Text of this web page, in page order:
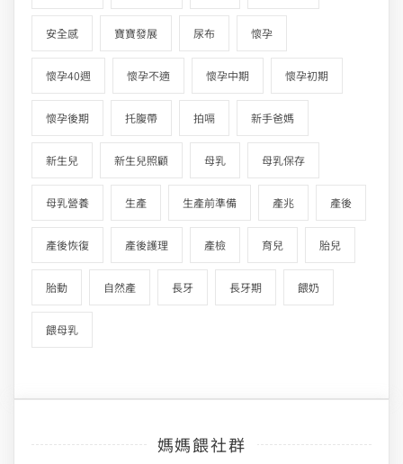
安全感 寶寶發展 尿布 懷孕
懷孕40週 懷孕不適 懷孕中期 懷孕初期
懷孕後期 托腹帶 拍嗝 新手爸媽
新生兒 新生兒照顧 母乳 母乳保存
母乳營養 生產 生產前準備 產兆 產後
產後恢復 產後護理 產檢 育兒 胎兒
胎動 自然產 長牙 長牙期 餵奶
餵母乳
媽媽餵社群